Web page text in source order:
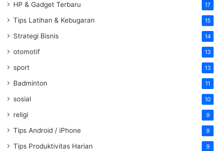
HP & Gadget Terbaru 17
Tips Latihan & Kebugaran 15
Strategi Bisnis 14
otomotif 13
sport 13
Badminton 11
sosial 10
religi 9
Tips Android / iPhone 9
Tips Produktivitas Harian 9